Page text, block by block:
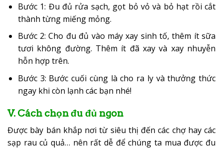
Bước 1: Đu đủ rửa sạch, gọt bỏ vỏ và bỏ hạt rồi cắt
thành từng miếng mỏng.
Bước 2: Cho đu đủ vào máy xay sinh tố, thêm ít sữa
tươi không đường. Thêm ít đã xay và xay nhuyễn
hỗn hợp trên.
Bước 3: Bước cuối cùng là cho ra ly và thưởng thức
ngay khi còn lạnh các bạn nhé!
V. Cách chọn đu đủ ngon
Được bày bán khắp nơi từ siêu thị đến các chợ hay các
sạp rau củ quả… nên rất dễ để chúng ta mua được đu